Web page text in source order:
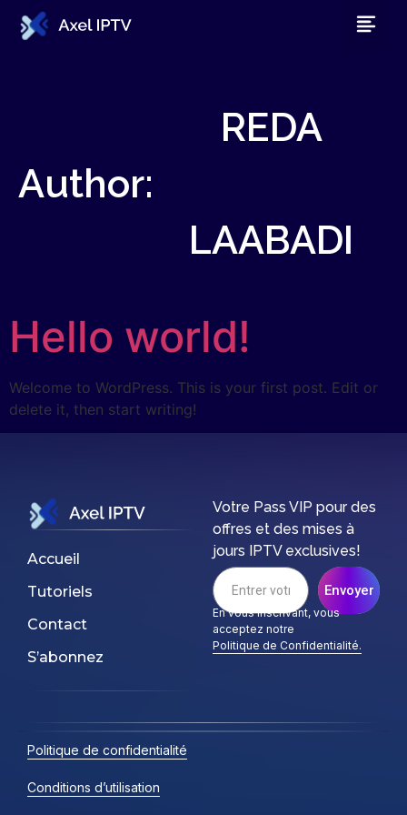
Author:
REDA
LAABADI
Hello world!
Welcome to WordPress. This is your first post. Edit or
delete it, then start writing!
Accueil
Tutoriels
Contact
S’abonnez
Votre Pass VIP pour des
offres et des mises à
jours IPTV exclusives!
Envoyer
En vous inscrivant, vous
acceptez notre
Politique de Confidentialité.
Politique de confidentialité
Conditions d’utilisation